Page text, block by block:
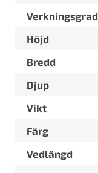
Verkningsgrad
Höjd
Bredd
Djup
Vikt
Färg
Vedlängd